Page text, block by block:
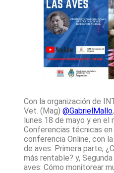
Con la organización de
Vet. (Mag) @GabrielMallo
lunes 18 de mayo y en el
Conferencias técnicas
conferencia Online, con
de aves: Primera parte,
más rentable? y,
aves: Cómo monitorear